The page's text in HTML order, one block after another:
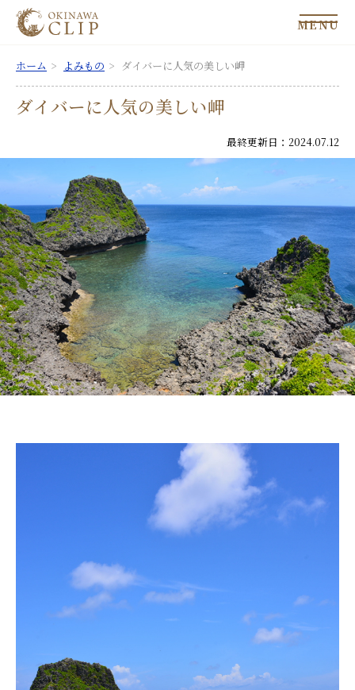
MENU
ホーム よみもの ダイバーに人気の美しい岬
ダイバーに人気の美しい岬
最終更新日：2024.07.12